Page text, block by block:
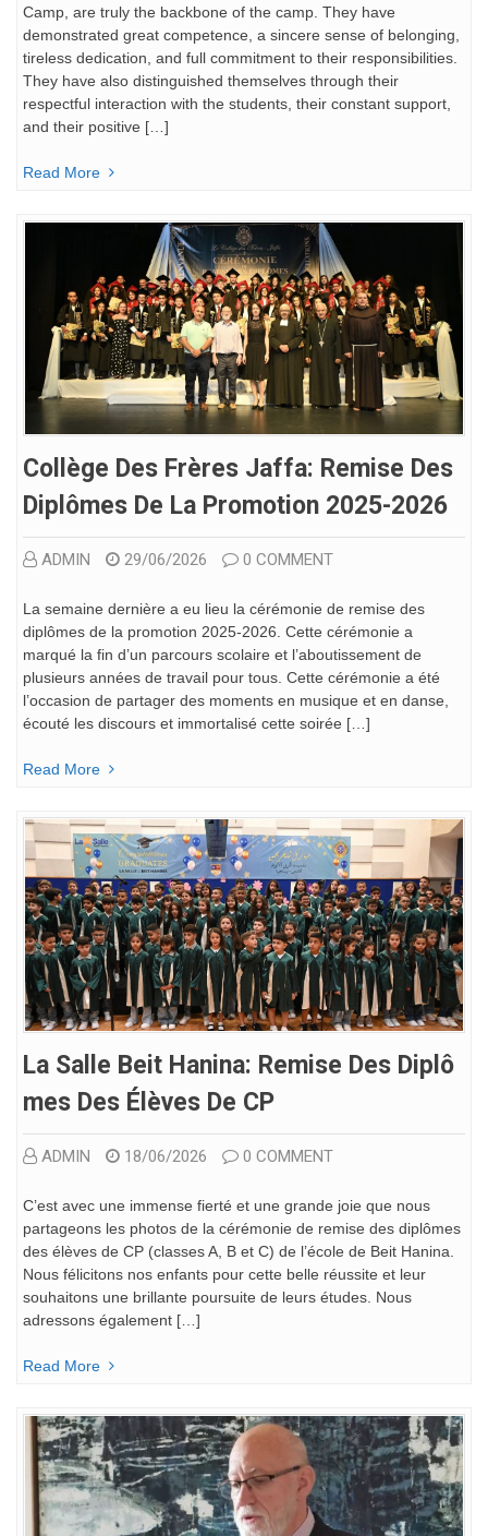
Camp, are truly the backbone of the camp. They have
demonstrated great competence, a sincere sense of belonging,
tireless dedication, and full commitment to their responsibilities.
They have also distinguished themselves through their
respectful interaction with the students, their constant support,
and their positive […]
Read More
Collège Des Frères Jaffa: Remise Des
Diplômes De La Promotion 2025-2026
ADMIN 29/06/2026 0 COMMENT
La semaine dernière a eu lieu la cérémonie de remise des
diplômes de la promotion 2025-2026. Cette cérémonie a
marqué la fin d’un parcours scolaire et l’aboutissement de
plusieurs années de travail pour tous. Cette cérémonie a été
l’occasion de partager des moments en musique et en danse,
écouté les discours et immortalisé cette soirée […]
Read More
La Salle Beit Hanina: Remise Des Diplô
Mes Des Élèves De CP
ADMIN 18/06/2026 0 COMMENT
C’est avec une immense fierté et une grande joie que nous
partageons les photos de la cérémonie de remise des diplômes
des élèves de CP (classes A, B et C) de l’école de Beit Hanina.
Nous félicitons nos enfants pour cette belle réussite et leur
souhaitons une brillante poursuite de leurs études. Nous
adressons également […]
Read More